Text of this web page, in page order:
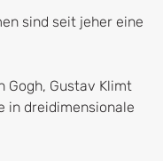
sind seit jeher eine
Gogh, Gustav Klimt
in dreidimensionale